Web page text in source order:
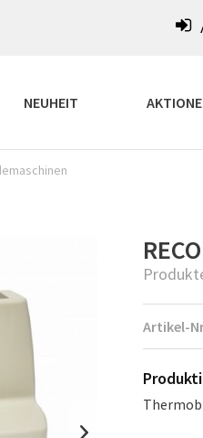
NEUHEIT
Artikel-